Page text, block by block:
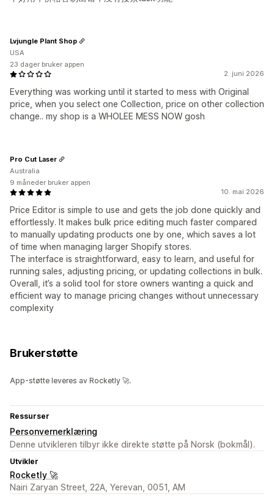
2. juni 2026
Everything was working until it started to mess with Original
price, when you select one Collection, price on other collection
change.. my shop is a WHOLEE MESS NOW gosh
Lvjungle Plant Shop
USA
23 dager bruker appen
10. mai 2026
Price Editor is simple to use and gets the job done quickly and
effortlessly. It makes bulk price editing much faster compared
to manually updating products one by one, which saves a lot
of time when managing larger Shopify stores.
The interface is straightforward, easy to learn, and useful for
running sales, adjusting pricing, or updating collections in bulk.
Overall, it’s a solid tool for store owners wanting a quick and
efficient way to manage pricing changes without unnecessary
complexity
Pro Cut Laser
Australia
9 måneder bruker appen
Brukerstøtte
App-støtte leveres av Rocketly 🚀.
Ressurser
Personvernerklæring
Denne utvikleren tilbyr ikke direkte støtte på Norsk (bokmål).
Utvikler
Rocketly 🚀
Nairi Zaryan Street, 22A, Yerevan, 0051, AM